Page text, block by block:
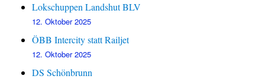
Lokschuppen Landshut BLV
12. Oktober 2025
ÖBB Intercity statt Railjet
12. Oktober 2025
DS Schönbrunn